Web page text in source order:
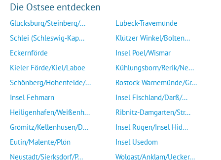
Die Ostsee entdecken
Glücksburg/Steinberg/...
Schlei (Schleswig-Kap...
Eckernförde
Kieler Förde/Kiel/Laboe
Schönberg/Hohenfelde/...
Insel Fehmarn
Heiligenhafen/Weißenh...
Grömitz/Kellenhusen/D...
Eutin/Malente/Plön
Neustadt/Sierksdorf/P...
Lübeck-Travemünde
Klützer Winkel/Bolten...
Insel Poel/Wismar
Kühlungsborn/Rerik/Ne...
Rostock-Warnemünde/Gr...
Insel Fischland/Darß/...
Ribnitz-Damgarten/Str...
Insel Rügen/Insel Hid...
Insel Usedom
Wolgast/Anklam/Uecker...